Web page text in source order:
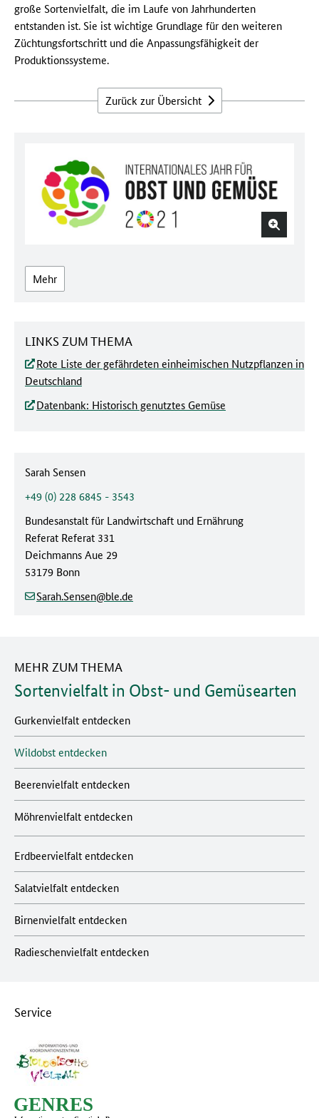
große Sortenvielfalt, die im Laufe von Jahrhunderten
entstanden ist. Sie ist wichtige Grundlage für den weiteren
Züchtungsfortschritt und die Anpassungsfähigkeit der
Produktionssysteme.
Zurück zur Übersicht
Mehr
LINKS ZUM THEMA
Rote Liste der gefährdeten einheimischen Nutzpflanzen in
Deutschland
Datenbank: Historisch genutztes Gemüse
Ansprechpartner:
Sarah Sensen
Telefonnummer:
+49 (0) 228 6845 - 3543
Behörde:
Bundesanstalt für Landwirtschaft und Ernährung
Referat Referat 331
Straße/Hausnummer:
Deichmanns Aue 29
Postleitzahl/Ort:
53179 Bonn
Sarah.Sensen (at)
ble(dot)
de
MEHR ZUM THEMA
Sortenvielfalt in Obst- und Gemüsearten
Gurkenvielfalt entdecken
Wildobst entdecken
Beerenvielfalt entdecken
Möhrenvielfalt entdecken
Erdbeervielfalt entdecken
Salatvielfalt entdecken
Birnenvielfalt entdecken
Radieschenvielfalt entdecken
Service